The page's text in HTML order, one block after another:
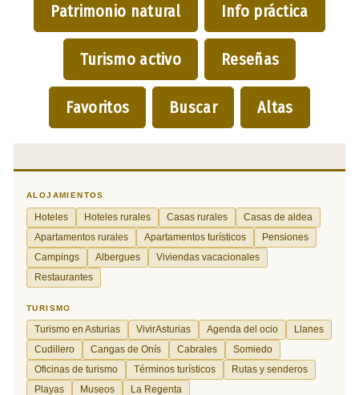
Patrimonio natural Info práctica
Turismo activo Reseñas
Favoritos Buscar Altas